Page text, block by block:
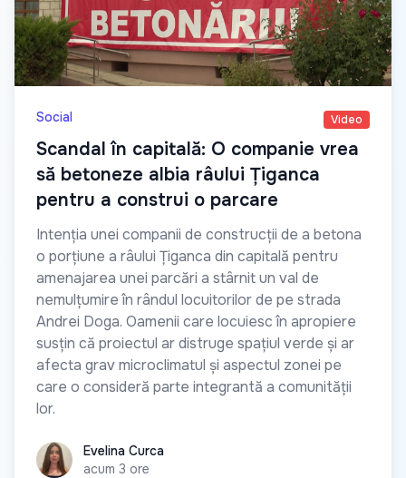
Social Video
Scandal în capitală: O companie vrea
să betoneze albia râului Țiganca
pentru a construi o parcare
Intenția unei companii de construcții de a betona
o porțiune a râului Țiganca din capitală pentru
amenajarea unei parcări a stârnit un val de
nemulțumire în rândul locuitorilor de pe strada
Andrei Doga. Oamenii care locuiesc în apropiere
susțin că proiectul ar distruge spațiul verde și ar
afecta grav microclimatul și aspectul zonei pe
care o consideră parte integrantă a comunității
lor.
Evelina CurcaEvelina Curca
acum 3 ore